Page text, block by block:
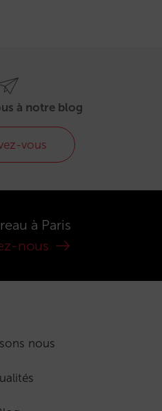
à notre blog
vous
à Paris
nous
nous